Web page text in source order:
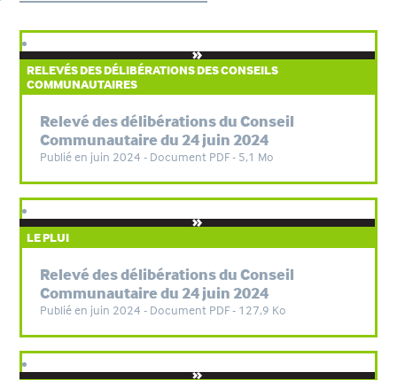
RELEVÉS DES DÉLIBÉRATIONS DES CONSEILS
COMMUNAUTAIRES
Relevé des délibérations du Conseil
Communautaire du 24 juin 2024
Publié en juin 2024 - Document PDF - 5,1 Mo
LE PLUI
Relevé des délibérations du Conseil
Communautaire du 24 juin 2024
Publié en juin 2024 - Document PDF - 127,9 Ko